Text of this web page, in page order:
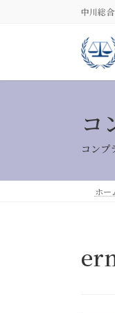
中川総
コ
コンプ
ホー